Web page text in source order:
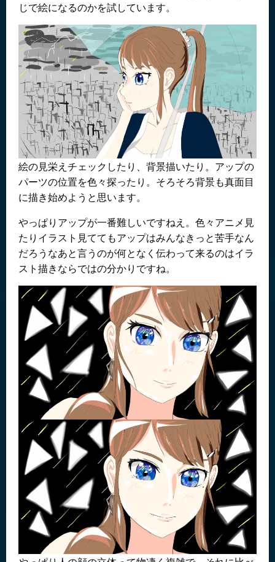
じで絵になるのかを試しています。
絵の見栄えチェックしたり、背景描いたり。アップの
パーツの位置を色々探ったり。そろそろ背景も真面目
に描き始めようと思います。
やっぱりアップが一番難しいですねえ。色々アニメ見
たりイラスト見ててもアップはみんなきっと苦手なん
だろうなあと言うのが何となく伝わって来るのはイラ
スト描きならではの分かりですね。